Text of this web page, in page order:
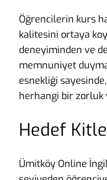
Öğrencilerin kurs
kalitesini ortaya
deneyiminden ve
memnuniyet
esnekliği
herhangi bir zorluk
Hedef
Ümitköy Online